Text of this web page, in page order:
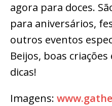
agora para doces.
para aniversários,
outros eventos
Beijos, boas
dicas!
Imagens: